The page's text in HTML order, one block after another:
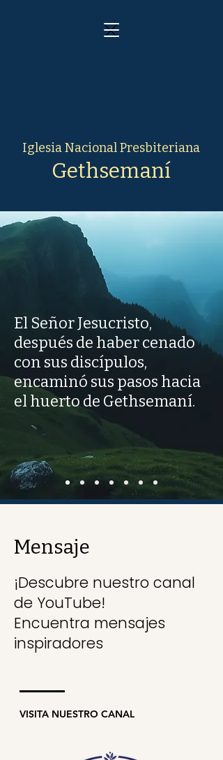
Iglesia Nacional Presbiteriana
Gethsemaní
El Señor Jesucristo,
después de haber cenado
con sus discípulos,
encaminó sus pasos hacia
el huerto de Gethsemaní.
VISITA NUESTRO CANAL
¡Descubre nuestro canal
de YouTube!
Encuentra mensajes
inspiradores
Mensaje